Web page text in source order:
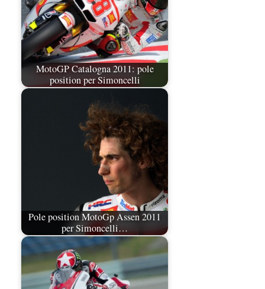
MotoGP Catalogna 2011: pole
position per Simoncelli
Pole position MotoGp Assen 2011
per Simoncelli…